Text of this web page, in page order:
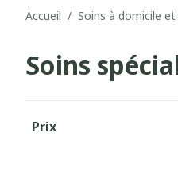
Accueil / Soins à domicile
Soins
Prix